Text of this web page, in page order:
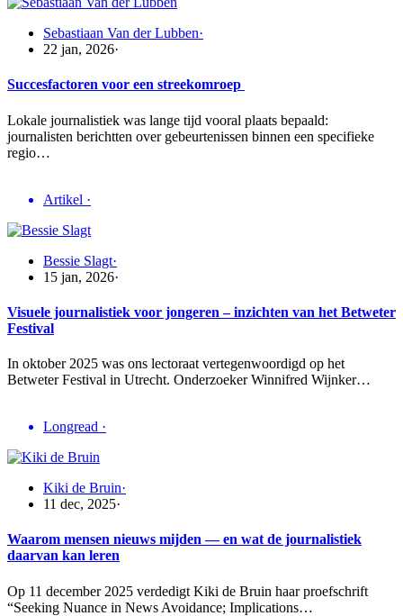
Sebastiaan Van der Lubben·
22 jan, 2026·
Succesfactoren voor een streekomroep
Lokale journalistiek was lange tijd vooral plaats bepaald:
journalisten berichtten over gebeurtenissen binnen een specifieke
regio…
Artikel ·
Bessie Slagt·
15 jan, 2026·
Visuele journalistiek voor jongeren – inzichten van het Betweter
Festival
In oktober 2025 was ons lectoraat vertegenwoordigd op het
Betweter Festival in Utrecht. Onderzoeker Winnifred Wijnker…
Longread ·
Kiki de Bruin·
11 dec, 2025·
Waarom mensen nieuws mijden — en wat de journalistiek
daarvan kan leren
Op 11 december 2025 verdedigt Kiki de Bruin haar proefschrift
“Seeking Nuance in News Avoidance; Implications…